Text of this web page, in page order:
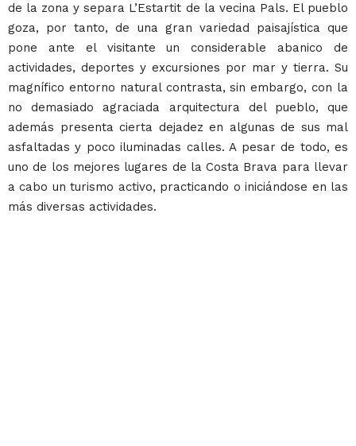
de la zona y separa L’Estartit de la vecina Pals. El pueblo
goza, por tanto, de una gran variedad paisajística que
pone ante el visitante un considerable abanico de
actividades, deportes y excursiones por mar y tierra. Su
magnífico entorno natural contrasta, sin embargo, con la
no demasiado agraciada arquitectura del pueblo, que
además presenta cierta dejadez en algunas de sus mal
asfaltadas y poco iluminadas calles. A pesar de todo, es
uno de los mejores lugares de la Costa Brava para llevar
a cabo un turismo activo, practicando o iniciándose en las
más diversas actividades.